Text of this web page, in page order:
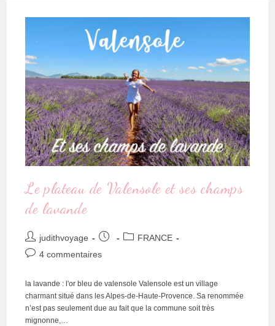
Le plateau de Valensole et ses champs
de lavande
judithvoyage
FRANCE
4 commentaires
la lavande : l'or bleu de valensole Valensole est un village
charmant situé dans les Alpes-de-Haute-Provence. Sa renommée
n’est pas seulement due au fait que la commune soit très
mignonne,…